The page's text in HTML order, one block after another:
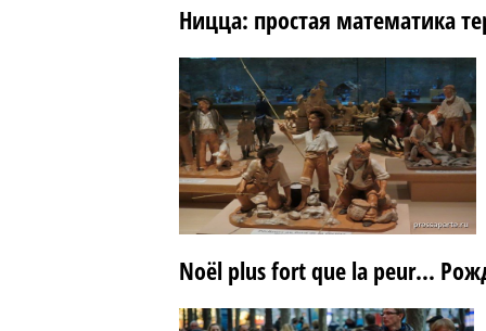
Ницца: простая математика
Noël plus fort que la peur...